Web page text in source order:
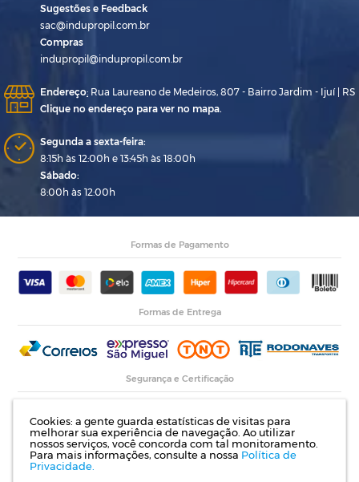
Cookies: a gente guarda estatísticas de visitas para
melhorar sua experiência de navegação. Ao utilizar
nossos serviços, você concorda com tal monitoramento.
Para mais informações, consulte a nossa Política de
Privacidade.
Sugestões e Feedback
sac@indupropil.com.br
Compras
indupropil@indupropil.com.br
Endereço: Rua Laureano de Medeiros, 807 - Bairro Jardim - Ijuí | RS
Clique no endereço para ver no mapa.
Segunda a sexta-feira:
8:15h às 12:00h e 13:45h às 18:00h
Sábado:
8:00h às 12:00h
Formas de Pagamento
Formas de Entrega
Segurança e Certificação